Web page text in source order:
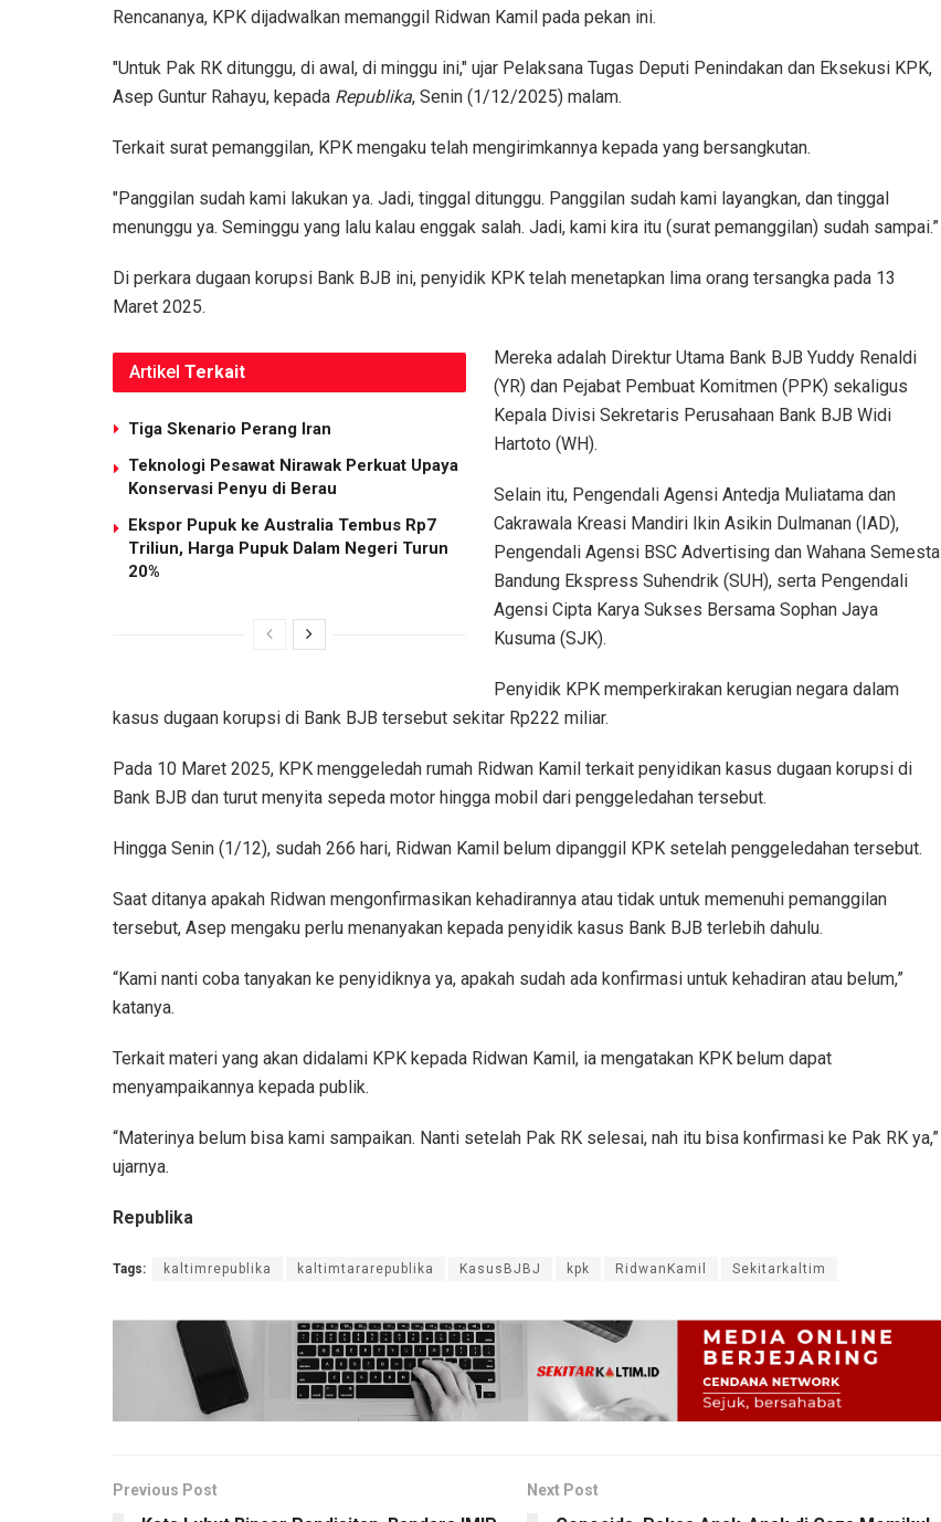
Rencananya, KPK dijadwalkan memanggil Ridwan Kamil pada pekan ini.
"Untuk Pak RK ditunggu, di awal, di minggu ini," ujar Pelaksana Tugas Deputi Penindakan dan Eksekusi KPK,
Asep Guntur Rahayu, kepada Republika, Senin (1/12/2025) malam.
Terkait surat pemanggilan, KPK mengaku telah mengirimkannya kepada yang bersangkutan.
"Panggilan sudah kami lakukan ya. Jadi, tinggal ditunggu. Panggilan sudah kami layangkan, dan tinggal
menunggu ya. Seminggu yang lalu kalau enggak salah. Jadi, kami kira itu (surat pemanggilan) sudah sampai.”
Di perkara dugaan korupsi Bank BJB ini, penyidik KPK telah menetapkan lima orang tersangka pada 13
Maret 2025.
Artikel Terkait
Tiga Skenario Perang Iran
Teknologi Pesawat Nirawak Perkuat Upaya
Konservasi Penyu di Berau
Ekspor Pupuk ke Australia Tembus Rp7
Triliun, Harga Pupuk Dalam Negeri Turun
20%
Mereka adalah Direktur Utama Bank BJB Yuddy Renaldi
(YR) dan Pejabat Pembuat Komitmen (PPK) sekaligus
Kepala Divisi Sekretaris Perusahaan Bank BJB Widi
Hartoto (WH).
Selain itu, Pengendali Agensi Antedja Muliatama dan
Cakrawala Kreasi Mandiri Ikin Asikin Dulmanan (IAD),
Pengendali Agensi BSC Advertising dan Wahana Semesta
Bandung Ekspress Suhendrik (SUH), serta Pengendali
Agensi Cipta Karya Sukses Bersama Sophan Jaya
Kusuma (SJK).
Penyidik KPK memperkirakan kerugian negara dalam
kasus dugaan korupsi di Bank BJB tersebut sekitar Rp222 miliar.
Pada 10 Maret 2025, KPK menggeledah rumah Ridwan Kamil terkait penyidikan kasus dugaan korupsi di
Bank BJB dan turut menyita sepeda motor hingga mobil dari penggeledahan tersebut.
Hingga Senin (1/12), sudah 266 hari, Ridwan Kamil belum dipanggil KPK setelah penggeledahan tersebut.
Saat ditanya apakah Ridwan mengonfirmasikan kehadirannya atau tidak untuk memenuhi pemanggilan
tersebut, Asep mengaku perlu menanyakan kepada penyidik kasus Bank BJB terlebih dahulu.
“Kami nanti coba tanyakan ke penyidiknya ya, apakah sudah ada konfirmasi untuk kehadiran atau belum,”
katanya.
Terkait materi yang akan didalami KPK kepada Ridwan Kamil, ia mengatakan KPK belum dapat
menyampaikannya kepada publik.
“Materinya belum bisa kami sampaikan. Nanti setelah Pak RK selesai, nah itu bisa konfirmasi ke Pak RK ya,”
ujarnya.
Republika
Tags: kaltimrepublika kaltimtararepublika KasusBJBJ kpk RidwanKamil Sekitarkaltim
Previous Post Next Post